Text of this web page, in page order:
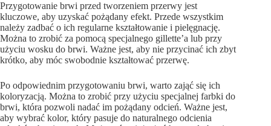
Przygotowanie brwi przed tworzeniem przerwy jest
kluczowe, aby uzyskać pożądany efekt. Przede wszystkim
należy zadbać o ich regularne kształtowanie i pielęgnację.
Można to zrobić za pomocą specjalnego gillette’a lub przy
użyciu wosku do brwi. Ważne jest, aby nie przycinać ich zbyt
krótko, aby móc swobodnie kształtować przerwę.
Po odpowiednim przygotowaniu brwi, warto zająć się ich
koloryzacją. Można to zrobić przy użyciu specjalnej farbki do
brwi, która pozwoli nadać im pożądany odcień. Ważne jest,
aby wybrać kolor, który pasuje do naturalnego odcienia